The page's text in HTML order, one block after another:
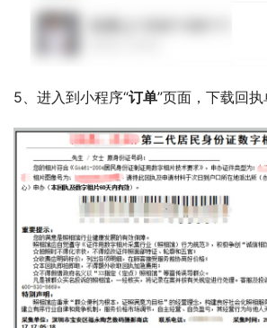
5、进入到小程序“订单”页面，下载回执